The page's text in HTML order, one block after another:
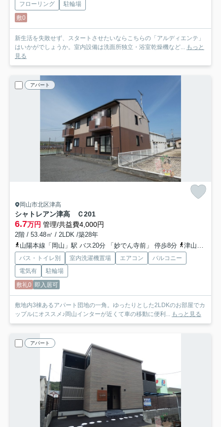
フローリング
駐輪場
敷0
新生活を失敗せず、スタートさせたいならこちらの「アルディエンテ」
はいかがでしょうか。室内設備は洗面所独立・浴室乾燥機など... もっと
見る
アパート
岡山市北区津高
シャトレアン津高 Ｃ201
6.7万円 管理/共益費4,000円
2階 / 53.48㎡ / 2LDK /築28年
山陽本線「岡山」駅 バス20分 「妙でん寺前」 停歩8分
津山線「法界院」駅 徒歩51分
バス・トイレ別 室内洗濯機置場 エアコン
バルコニー
電気有
駐輪場
敷礼0 即入居可
敷地内3棟あるアパート団地の一角。ゆったりとした2LDKのお部屋でカ
ップルにオススメ♪岡山インターが近くて車の移動に便利... もっと見る
アパート